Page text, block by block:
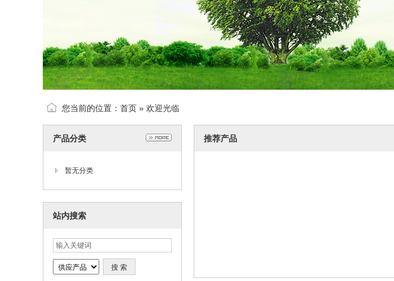
您当前的位置： 首页 » 欢迎光临
产品分类
暂无分类
站内搜索
推荐产品